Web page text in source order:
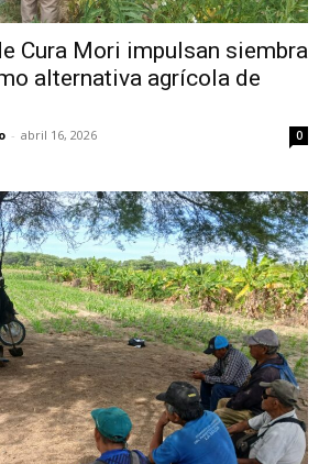
Cura Mori impulsan siembra
alternativa agrícola de
- abril 16, 2026 0